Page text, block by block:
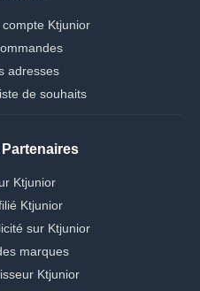
Ktjunior
adresses
de souhaits
Ktjunior
Ktjunior
sur Ktjunior
marques
Ktjunior